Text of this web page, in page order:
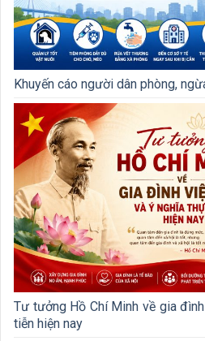
Khuyến cáo người dân phòng,
Tư tưởng Hồ Chí Minh về gia
tiễn hiện nay